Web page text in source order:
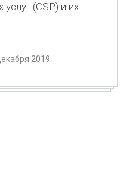
(CSP) и их
2019